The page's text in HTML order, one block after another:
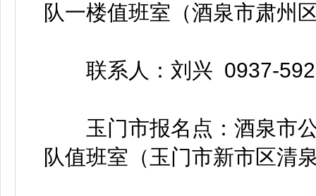
队一楼值班室（酒泉市肃州
联系人：刘兴 0937-
玉门市报名点：酒泉市公
队值班室（玉门市新市区清